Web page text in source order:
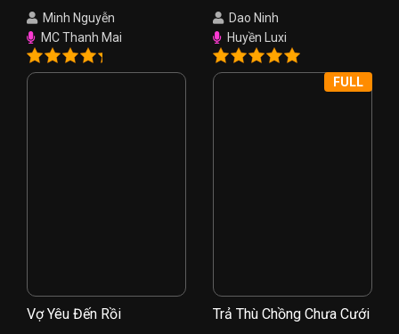
Minh Nguyễn
MC Thanh Mai
Dao Ninh
Huyền Luxi
Vợ Yêu Đến Rồi Trả Thù Chồng Chưa Cưới
FULL